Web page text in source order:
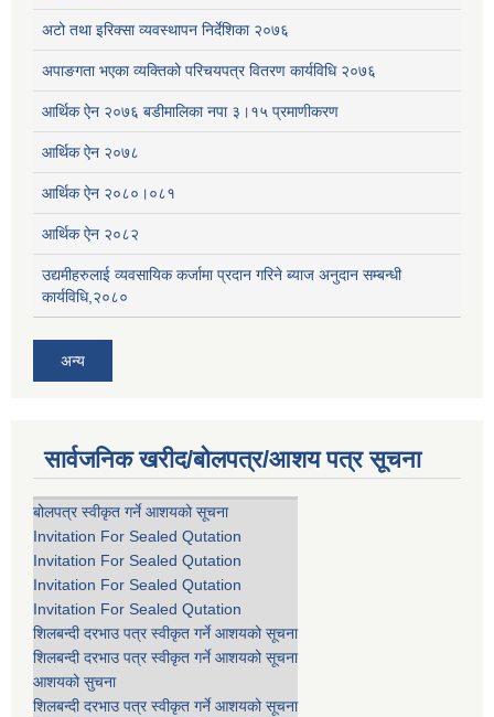
अटो तथा इरिक्सा व्यवस्थापन निर्देशिका २०७६
अपाङगता भएका व्यक्तिको परिचयपत्र वितरण कार्यविधि २०७६
आर्थिक ऐन २०७६ बडीमालिका नपा ३।१५ प्रमाणीकरण
आर्थिक ऐन २०७८
आर्थिक ऐन २०८०।०८१
आर्थिक ऐन २०८२
उद्यमीहरुलाई व्यवसायिक कर्जामा प्रदान गरिने ब्याज अनुदान सम्बन्धी
कार्यविधि,२०८०
अन्य
सार्वजनिक खरीद/बोलपत्र/आशय पत्र सूचना
बोलपत्र स्वीकृत गर्ने आशयको सूचना
Invitation For Sealed Qutation
Invitation For Sealed Qutation
Invitation For Sealed Qutation
Invitation For Sealed Qutation
शिलबन्दी दरभाउ पत्र स्वीकृत गर्ने आशयको सूचना
शिलबन्दी दरभाउ पत्र स्वीकृत गर्ने आशयको सूचना
आशयको सुचना
शिलबन्दी दरभाउ पत्र स्वीकृत गर्ने आशयको सूचना